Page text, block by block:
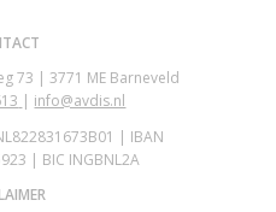
73 | 3771 ME Barneveld
| info@avdis.nl
| IBAN
| BIC INGBNL2A